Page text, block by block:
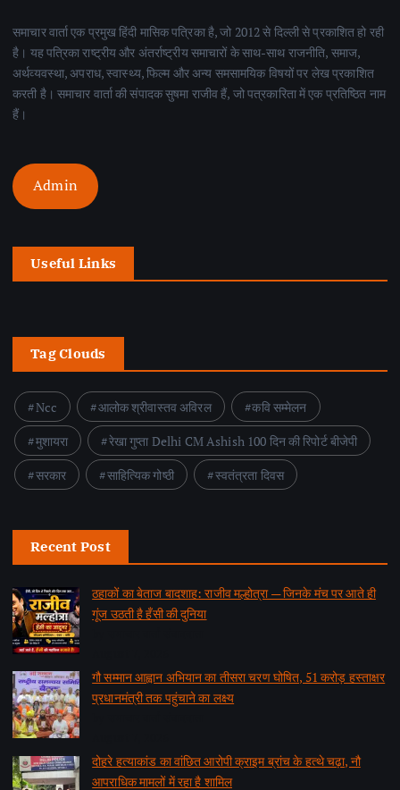
समाचार वार्ता एक प्रमुख हिंदी मासिक पत्रिका है, जो 2012 से दिल्ली से प्रकाशित हो रही
है। यह पत्रिका राष्ट्रीय और अंतर्राष्ट्रीय समाचारों के साथ-साथ राजनीति, समाज,
अर्थव्यवस्था, अपराध, स्वास्थ्य, फिल्म और अन्य समसामयिक विषयों पर लेख प्रकाशित
करती है। समाचार वार्ता की संपादक सुषमा राजीव हैं, जो पत्रकारिता में एक प्रतिष्ठित नाम
हैं।
Admin
Useful Links
Tag Clouds
Ncc आलोक श्रीवास्तव अविरल
कवि सम्मेलन
मुशायरा
रेखा गुप्ता Delhi CM Ashish 100 दिन की रिपोर्ट बीजेपी
सरकार
साहित्यिक गोष्ठी स्वतंत्रता दिवस
Recent Post
ठहाकों का बेताज बादशाह: राजीव मल्होत्रा — जिनके मंच पर आते ही
गूंज उठती है हँसी की दुनिया
गौ सम्मान आह्वान अभियान का तीसरा चरण घोषित, 51 करोड़ हस्ताक्षर
प्रधानमंत्री तक पहुंचाने का लक्ष्य
दोहरे हत्याकांड का वांछित आरोपी क्राइम ब्रांच के हत्थे चढ़ा, नौ
आपराधिक मामलों में रहा है शामिल